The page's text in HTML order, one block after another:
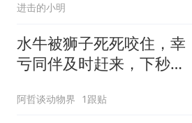
进击的小明
水牛被狮子死死咬住，幸
亏同伴及时赶来，下秒雄
阿哲谈动物界 1跟贴